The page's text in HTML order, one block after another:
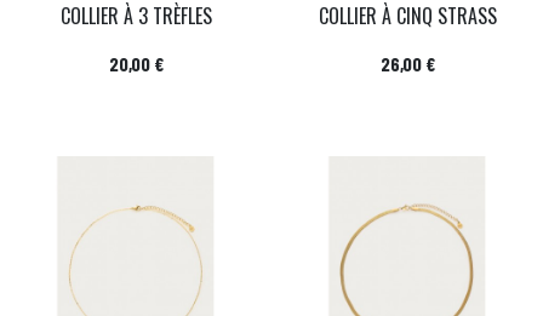
COLLIER À 3 TRÈFLES
Prix
20,00 €
COLLIER À CINQ STRASS
Prix
26,00 €